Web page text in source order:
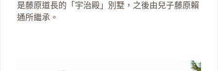
是藤原道長的「宇治殿」別墅，之後由兒子藤原賴
通所繼承。